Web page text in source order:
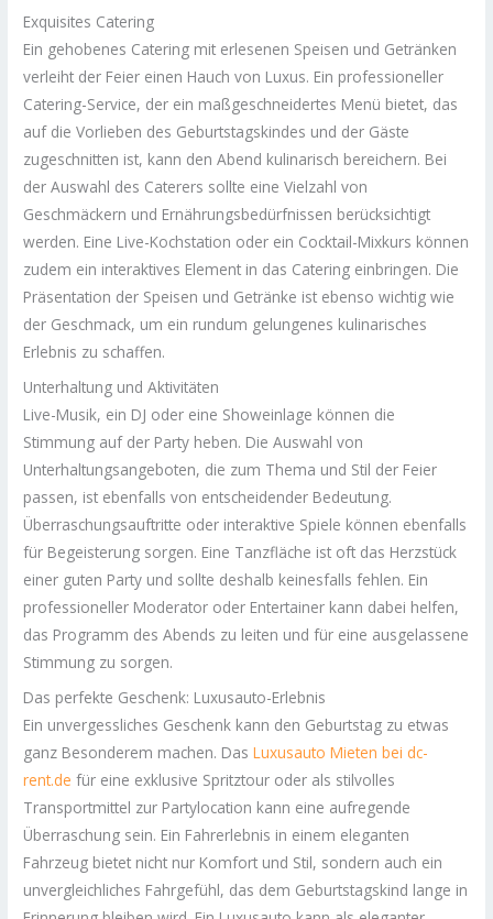
Exquisites Catering
Ein gehobenes Catering mit erlesenen Speisen und Getränken
verleiht der Feier einen Hauch von Luxus. Ein professioneller
Catering-Service, der ein maßgeschneidertes Menü bietet, das
auf die Vorlieben des Geburtstagskindes und der Gäste
zugeschnitten ist, kann den Abend kulinarisch bereichern. Bei
der Auswahl des Caterers sollte eine Vielzahl von
Geschmäckern und Ernährungsbedürfnissen berücksichtigt
werden. Eine Live-Kochstation oder ein Cocktail-Mixkurs können
zudem ein interaktives Element in das Catering einbringen. Die
Präsentation der Speisen und Getränke ist ebenso wichtig wie
der Geschmack, um ein rundum gelungenes kulinarisches
Erlebnis zu schaffen.
Unterhaltung und Aktivitäten
Live-Musik, ein DJ oder eine Showeinlage können die
Stimmung auf der Party heben. Die Auswahl von
Unterhaltungsangeboten, die zum Thema und Stil der Feier
passen, ist ebenfalls von entscheidender Bedeutung.
Überraschungsauftritte oder interaktive Spiele können ebenfalls
für Begeisterung sorgen. Eine Tanzfläche ist oft das Herzstück
einer guten Party und sollte deshalb keinesfalls fehlen. Ein
professioneller Moderator oder Entertainer kann dabei helfen,
das Programm des Abends zu leiten und für eine ausgelassene
Stimmung zu sorgen.
Das perfekte Geschenk: Luxusauto-Erlebnis
Ein unvergessliches Geschenk kann den Geburtstag zu etwas
ganz Besonderem machen. DasLuxusauto Mieten bei dc-
rent.de für eine exklusive Spritztour oder als stilvolles
Transportmittel zur Partylocation kann eine aufregende
Überraschung sein. Ein Fahrerlebnis in einem eleganten
Fahrzeug bietet nicht nur Komfort und Stil, sondern auch ein
unvergleichliches Fahrgefühl, das dem Geburtstagskind lange in